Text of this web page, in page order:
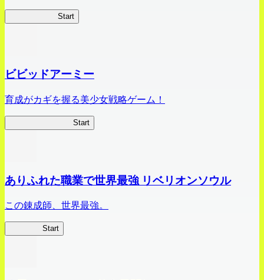
Start
ビビッドアーミー
育成がカギを握る美少女戦略ゲーム！
Start
ありふれた職業で世界最強 リベリオンソウル
この錬成師、世界最強。
Start